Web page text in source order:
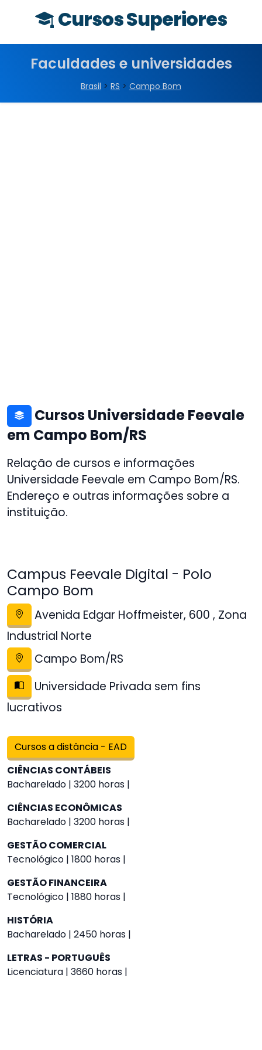
Cursos Superiores
Faculdades e universidades
Brasil > RS > Campo Bom
Cursos Universidade Feevale
em Campo Bom/RS
Relação de cursos e informações
Universidade Feevale em Campo Bom/RS.
Endereço e outras informações sobre a
instituição.
Campus Feevale Digital - Polo
Campo Bom
Avenida Edgar Hoffmeister, 600 , Zona
Industrial Norte
Campo Bom/RS
Universidade Privada sem fins
lucrativos
Cursos a distância - EAD
CIÊNCIAS CONTÁBEIS
Bacharelado | 3200 horas |
CIÊNCIAS ECONÔMICAS
Bacharelado | 3200 horas |
GESTÃO COMERCIAL
Tecnológico | 1800 horas |
GESTÃO FINANCEIRA
Tecnológico | 1880 horas |
HISTÓRIA
Bacharelado | 2450 horas |
LETRAS - PORTUGUÊS
Licenciatura | 3660 horas |